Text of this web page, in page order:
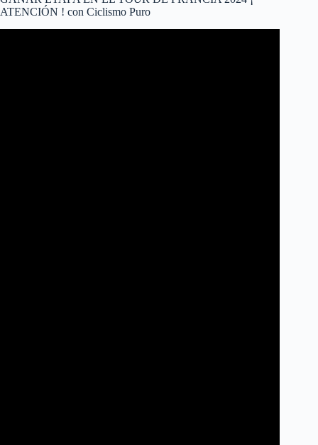
ATENCIÓN ! con Ciclismo Puro